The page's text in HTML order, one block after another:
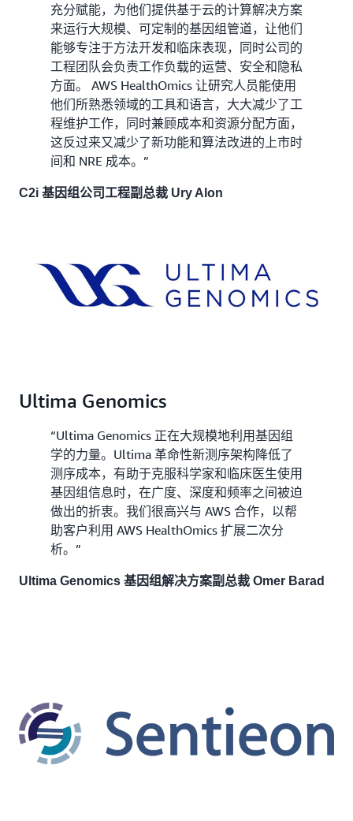
充分赋能，为他们提供基于云的计算解决方案
来运行大规模、可定制的基因组管道，让他们
能够专注于方法开发和临床表现，同时公司的
工程团队会负责工作负载的运营、安全和隐私
方面。 AWS HealthOmics 让研究人员能使用
他们所熟悉领域的工具和语言，大大减少了工
程维护工作，同时兼顾成本和资源分配方面，
这反过来又减少了新功能和算法改进的上市时
间和 NRE 成本。”
C2i 基因组公司工程副总裁 Ury Alon
Ultima Genomics
“Ultima Genomics 正在大规模地利用基因组
学的力量。Ultima 革命性新测序架构降低了
测序成本，有助于克服科学家和临床医生使用
基因组信息时，在广度、深度和频率之间被迫
做出的折衷。我们很高兴与 AWS 合作，以帮
助客户利用 AWS HealthOmics 扩展二次分
析。”
Ultima Genomics 基因组解决方案副总裁 Omer Barad